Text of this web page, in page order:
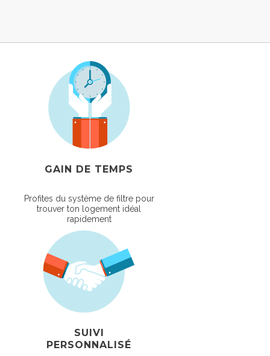
GAIN DE TEMPS
Profites du système de filtre pour
trouver ton logement idéal
rapidement
SUIVI
PERSONNALISÉ